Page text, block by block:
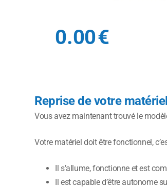
0.00€
Reprise de votre
Vous avez maintenant trouvé le
Votre matériel doit être fonctionnel,
Il s’allume, fonctionne et est
Il est capable d’être autonome